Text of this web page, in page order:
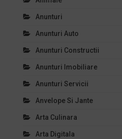
Anunturi
Anunturi Auto
Anunturi Constructii
Anunturi Imobiliare
Anunturi Servicii
Anvelope Si Jante
Arta Culinara
Arta Digitala